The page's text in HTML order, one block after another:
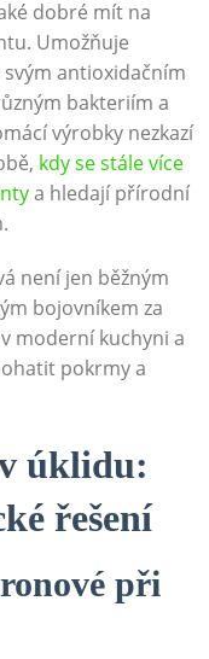
dobré mít na
Umožňuje
antioxidačním
bakteriím a
výrobky nezkazí
kdy ⁤se⁤ stále více
a hledají přírodní
není jen běžným
bojovníkem za
moderní kuchyni a
pokrmy ‍a
úklidu:
řešení
při